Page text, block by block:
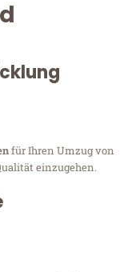
für Ihren Umzug von
einzugehen.